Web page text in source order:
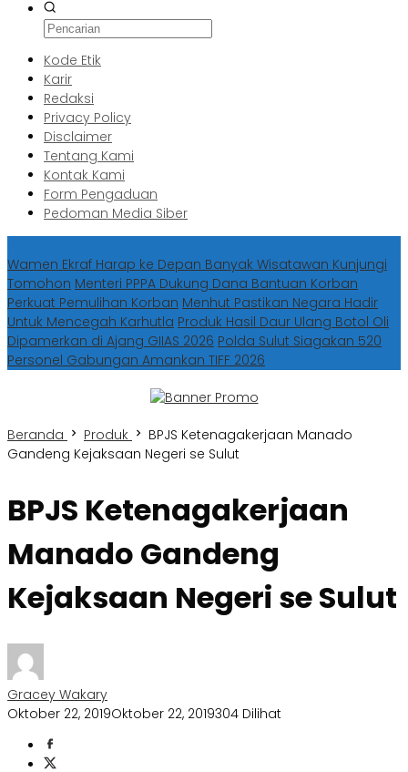
Kode Etik
Karir
Redaksi
Privacy Policy
Disclaimer
Tentang Kami
Kontak Kami
Form Pengaduan
Pedoman Media Siber
Wamen Ekraf Harap ke Depan Banyak Wisatawan Kunjungi
Tomohon Menteri PPPA Dukung Dana Bantuan Korban
Perkuat Pemulihan Korban Menhut Pastikan Negara Hadir
Untuk Mencegah Karhutla Produk Hasil Daur Ulang Botol Oli
Dipamerkan di Ajang GIIAS 2026 Polda Sulut Siagakan 520
Personel Gabungan Amankan TIFF 2026
Beranda Produk
BPJS Ketenagakerjaan Manado
Gandeng Kejaksaan Negeri se Sulut
BPJS Ketenagakerjaan
Manado Gandeng
Kejaksaan Negeri se Sulut
Gracey Wakary
Oktober 22, 2019Oktober 22, 2019304 Dilihat